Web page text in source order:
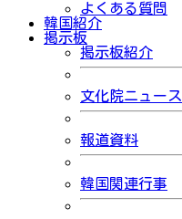
よくある質問
韓国紹介
掲示板
掲示板紹介
文化院ニュース
報道資料
韓国関連行事